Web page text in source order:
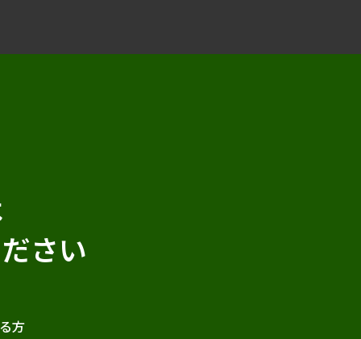
さい
方